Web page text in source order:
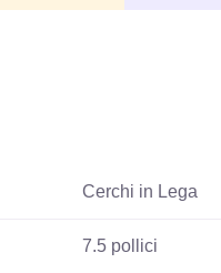
Cerchi in Lega
7.5 pollici